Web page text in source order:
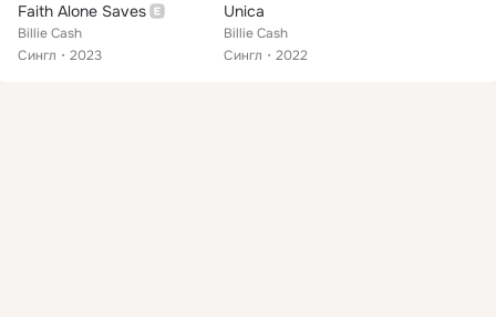
Faith Alone Saves
Billie Cash
Сингл
2023
Unica
Billie Cash
Сингл
2022